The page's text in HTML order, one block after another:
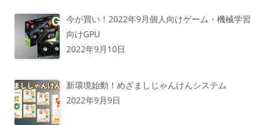
今が買い！2022年9月個人向けゲーム・機械学習
向けGPU
2022年9月10日
新環境始動！めざましじゃんけんシステム
2022年9月9日